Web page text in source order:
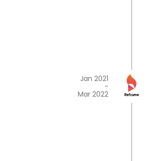
Jan 2021
-
Mar 2022